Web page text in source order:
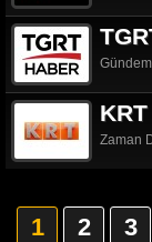
Gündem
Zaman
1 2 3